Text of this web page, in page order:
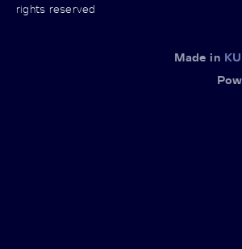
rights reserved
Made in